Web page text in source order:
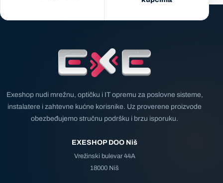
Exeshop nudi mrežnu, optičku i IT opremu za poslovne sisteme,
instalatere i zahtevne kućne korisnike. Uz proverene proizvode
obezbeđujemo stručnu podršku i brzu isporuku.
EXESHOP DOO Niš
Vrežinski bulevar 44A
18000 Niš